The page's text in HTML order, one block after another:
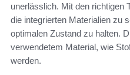
unerlässlich. Mit den richtigen
die integrierten Materialien zu
optimalen Zustand zu halten.
verwendetem Material, wie
werden.